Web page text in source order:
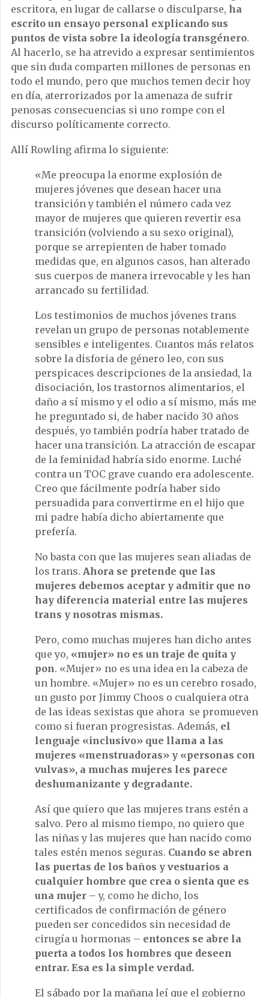
escritora, en lugar de callarse o disculparse, ha
escrito un ensayo personal explicando sus
puntos de vista sobre la ideología transgénero.
Al hacerlo, se ha atrevido a expresar sentimientos
que sin duda comparten millones de personas en
todo el mundo, pero que muchos temen decir hoy
en día, aterrorizados por la amenaza de sufrir
penosas consecuencias si uno rompe con el
discurso políticamente correcto.
Allí Rowling afirma lo siguiente:
«Me preocupa la enorme explosión de
mujeres jóvenes que desean hacer una
transición y también el número cada vez
mayor de mujeres que quieren revertir esa
transición (volviendo a su sexo original),
porque se arrepienten de haber tomado
medidas que, en algunos casos, han alterado
sus cuerpos de manera irrevocable y les han
arrancado su fertilidad.
Los testimonios de muchos jóvenes trans
revelan un grupo de personas notablemente
sensibles e inteligentes. Cuantos más relatos
sobre la disforia de género leo, con sus
perspicaces descripciones de la ansiedad, la
disociación, los trastornos alimentarios, el
daño a sí mismo y el odio a sí mismo, más me
he preguntado si, de haber nacido 30 años
después, yo también podría haber tratado de
hacer una transición. La atracción de escapar
de la feminidad habría sido enorme. Luché
contra un TOC grave cuando era adolescente.
Creo que fácilmente podría haber sido
persuadida para convertirme en el hijo que
mi padre había dicho abiertamente que
prefería.
No basta con que las mujeres sean aliadas de
los trans. Ahora se pretende que las
mujeres debemos aceptar y admitir que no
hay diferencia material entre las mujeres
trans y nosotras mismas.
Pero, como muchas mujeres han dicho antes
que yo, «mujer» no es un traje de quita y
pon. «Mujer» no es una idea en la cabeza de
un hombre. «Mujer» no es un cerebro rosado,
un gusto por Jimmy Choos o cualquiera otra
de las ideas sexistas que ahora se promueven
como si fueran progresistas. Además, el
lenguaje «inclusivo» que llama a las
mujeres «menstruadoras» y «personas con
vulvas», a muchas mujeres les parece
deshumanizante y degradante.
Así que quiero que las mujeres trans estén a
salvo. Pero al mismo tiempo, no quiero que
las niñas y las mujeres que han nacido como
tales estén menos seguras. Cuando se abren
las puertas de los baños y vestuarios a
cualquier hombre que crea o sienta que es
una mujer – y, como he dicho, los
certificados de confirmación de género
pueden ser concedidos sin necesidad de
cirugía u hormonas – entonces se abre la
puerta a todos los hombres que deseen
entrar. Esa es la simple verdad.
El sábado por la mañana leí que el gobierno